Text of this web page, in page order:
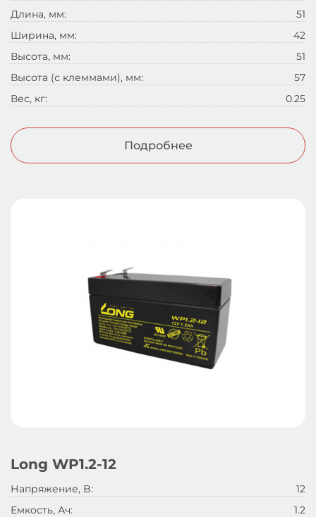
Длина, мм:
51
Ширина, мм:
42
Высота, мм:
51
Высота (с клеммами), мм:
57
Вес, кг:
0.25
Подробнее
Long WP1.2-12
Напряжение, B:
12
Емкость, Ач:
1.2